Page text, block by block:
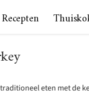
Recepten
eten met de